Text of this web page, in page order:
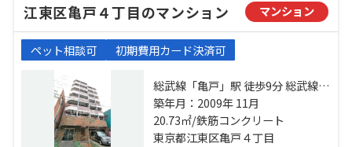
江東区亀戸４丁目のマンション マンション
ペット相談可 初期費用カード決済可
総武線「亀戸」駅 徒歩9分 総武線
「錦糸町」駅 徒歩21分 半蔵門線
「押上」駅 徒歩23分
築年月：2009年 11月
20.73㎡/鉄筋コンクリート
東京都江東区亀戸４丁目